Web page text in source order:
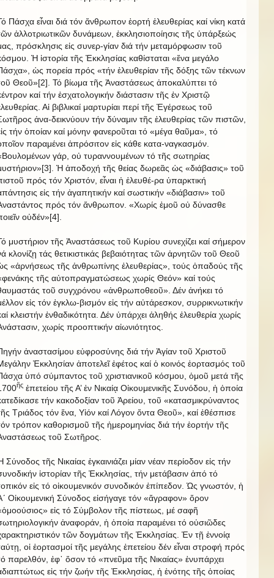
Πάσχα εἶναι διά τόν ἄνθρωπον ἑορτή ἐλευθερίας καί νίκη κατά
ἀλλοτριωτικῶν δυνάμεων, ἐκκλησιοποίησις τῆς ὑπάρξεώς
πρόσκλησις εἰς συνερ-γίαν διά τήν μεταμόρφωσιν τοῦ
Ἡ ἱστορία τῆς Ἐκκλησίας καθίσταται «ἕνα μεγάλο
ὡς πορεία πρός «τήν ἐλευθερίαν τῆς δόξης τῶν τέκνων
Θεοῦ»[2]. Τό βίωμα τῆς Ἀναστάσεως ἀποκαλύπτει τό
καί τήν ἐσχατολογικήν διάστασιν τῆς ἐν Χριστῷ
Αἱ βιβλικαί μαρτυρίαι περί τῆς Ἐγέρσεως τοῦ
ἀνα-δεικνύουν τήν δύναμιν τῆς ἐλευθερίας τῶν πιστῶν,
τήν ὁποίαν καί μόνην φανεροῦται τό «μέγα θαῦμα», τό
παραμένει ἀπρόσιτον εἰς κάθε κατα-ναγκασμόν.
γάρ, οὐ τυραννουμένων τό τῆς σωτηρίας
Ἡ ἀποδοχή τῆς θείας δωρεᾶς ὡς «διάβασις» τοῦ
πρός τόν Χριστόν, εἶναι ἡ ἐλευθέ-ρα ὑπαρκτική
εἰς τήν ἀγαπητικήν καί σωστικήν «διάβασιν» τοῦ
πρός τόν ἄνθρωπον. «Χωρίς ἐμοῦ οὐ δύνασθε
οὐδέν»[4].
μυστήριον τῆς Ἀναστάσεως τοῦ Κυρίου συνεχίζει καί σήμερον
κλονίζῃ τάς θετικιστικάς βεβαιότητας τῶν ἀρνητῶν τοῦ Θεοῦ
«ἀρνήσεως τῆς ἀνθρωπίνης ἐλευθερίας», τούς ὀπαδούς τῆς
τῆς αὐτοπραγματώσεως χωρίς Θεόν» καί τούς
τοῦ συγχρόνου «ἀνθρωποθεοῦ». Δέν ἀνήκει τό
εἰς τόν ἐγκλω-βισμόν εἰς τήν αὐτάρεσκον, συρρικνωτικήν
κλειστήν ἐνθαδικότητα. Δέν ὑπάρχει ἀληθής ἐλευθερία χωρίς
χωρίς προοπτικήν αἰωνιότητος.
ἀναστασίμου εὐφροσύνης διά τήν Ἁγίαν τοῦ Χριστοῦ
Ἐκκλησίαν ἀποτελεῖ ἐφέτος καί ὁ κοινός ἑορτασμός τοῦ
ὑπό σύμπαντος τοῦ χριστιανικοῦ κόσμου, ὁμοῦ μετά τῆς
ῆς ἐπετείου τῆς Α’ ἐν Νικαίᾳ Οἰκουμενικῆς Συνόδου, ἡ ὁποία
τήν κακοδοξίαν τοῦ Ἀρείου, τοῦ «κατασμικρύναντος
Τριάδος τόν ἕνα, Υἱόν καί Λόγον ὄντα Θεοῦ», καί ἐθέσπισε
τρόπον καθορισμοῦ τῆς ἡμερομηνίας διά τήν ἑορτήν τῆς
τοῦ Σωτῆρος.
Σύνοδος τῆς Νικαίας ἐγκαινιάζει μίαν νέαν περίοδον εἰς τήν
ἱστορίαν τῆς Ἐκκλησίας, τήν μετάβασιν ἀπό τό
εἰς τό οἰκουμενικόν συνοδικόν ἐπίπεδον. Ὡς γνωστόν, ἡ
Οἰκουμενική Σύνοδος εἰσήγαγε τόν «ἄγραφον» ὅρον
εἰς τό Σύμβολον τῆς πίστεως, μέ σαφῆ
ἀναφοράν, ἡ ὁποία παραμένει τό οὐσιῶδες
τῶν δογμάτων τῆς Ἐκκλησίας. Ἐν τῇ ἐννοίᾳ
οἱ ἑορτασμοί τῆς μεγάλης ἐπετείου δέν εἶναι στροφή πρός
παρελθόν, ἐφ᾿ ὅσον τό «πνεῦμα τῆς Νικαίας» ἐνυπάρχει
εἰς τήν ζωήν τῆς Ἐκκλησίας, ἡ ἑνότης τῆς ὁποίας